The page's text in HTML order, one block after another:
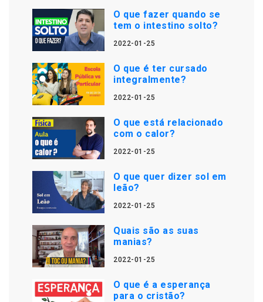
O que fazer quando se
tem o intestino solto?
2022-01-25
O que é ter cursado
integralmente?
2022-01-25
O que está relacionado
com o calor?
2022-01-25
O que quer dizer sol em
leão?
2022-01-25
Quais são as suas
manias?
2022-01-25
O que é a esperança
para o cristão?